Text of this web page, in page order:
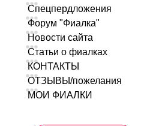
Спецпердложения
Форум "Фиалка"
Новости сайта
Статьи о фиалках
КОНТАКТЫ
ОТЗЫВЫ/пожелания
МОИ ФИАЛКИ